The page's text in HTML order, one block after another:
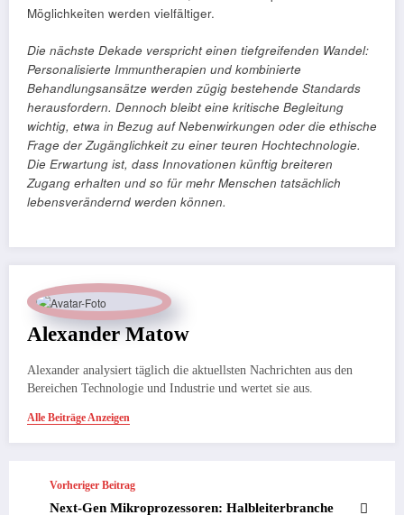
Möglichkeiten werden vielfältiger.
Die nächste Dekade verspricht einen tiefgreifenden Wandel:
Personalisierte Immuntherapien und kombinierte
Behandlungsansätze werden zügig bestehende Standards
herausfordern. Dennoch bleibt eine kritische Begleitung
wichtig, etwa in Bezug auf Nebenwirkungen oder die ethische
Frage der Zugänglichkeit zu einer teuren Hochtechnologie.
Die Erwartung ist, dass Innovationen künftig breiteren
Zugang erhalten und so für mehr Menschen tatsächlich
lebensverändernd werden können.
Alexander Matow
Alexander analysiert täglich die aktuellsten Nachrichten aus den
Bereichen Technologie und Industrie und wertet sie aus.
Alle Beiträge Anzeigen
Vorheriger Beitrag
Next-Gen Mikroprozessoren: Halbleiterbranche